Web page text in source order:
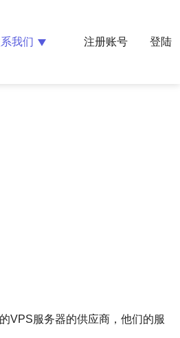
我们 注册账号 登陆
VPS服务器的供应商，他们的服